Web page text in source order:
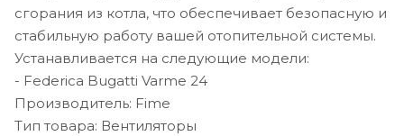
сгорания из котла, что обеспечивает безопасную и
стабильную работу вашей отопительной системы.
Устанавливается на следующие модели:
- Federica Bugatti Varme 24
Производитель: Fime
Тип товара: Вентиляторы